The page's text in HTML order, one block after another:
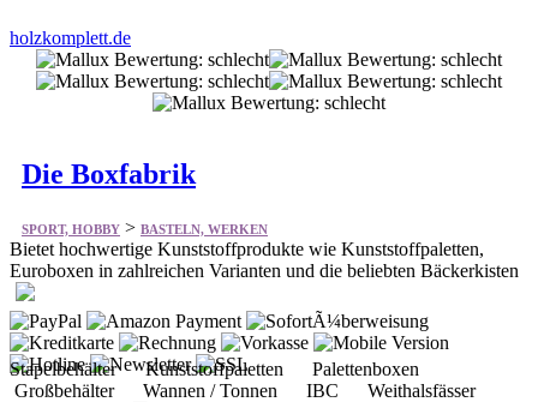
holzkomplett.de
Die Boxfabrik
SPORT, HOBBY > BASTELN, WERKEN
Bietet hochwertige Kunststoffprodukte wie Kunststoffpaletten,
Euroboxen in zahlreichen Varianten und die beliebten Bäckerkisten
Stapelbehälter Kunststoffpaletten Palettenboxen
Großbehälter Wannen / Tonnen IBC Weithalsfässer